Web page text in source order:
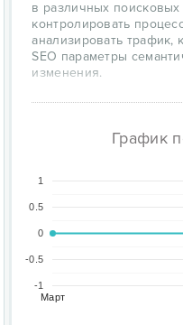
в различных поисковых
контролировать
анализировать трафик,
SEO параметры
изменения.
График
Март
-1
-0.5
0
0.5
1